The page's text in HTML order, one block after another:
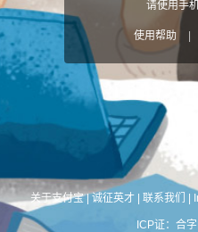
请使用手
使用帮助
关于支付宝|诚征英才 联系我们
ICP证：合